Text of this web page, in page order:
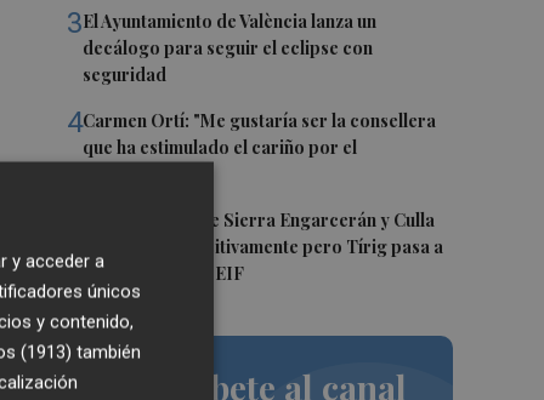
3El Ayuntamiento de València lanza un
decálogo para seguir el eclipse con
seguridad
4Carmen Ortí: "Me gustaría ser la consellera
que ha estimulado el cariño por el
Los incendios de Sierra Engarcerán y Culla
evolucionan positivamente pero Tírig pasa a
situación 2 del PEIF
Suscríbete al canal
y acceder a
únicos
y contenido,
(1913) también